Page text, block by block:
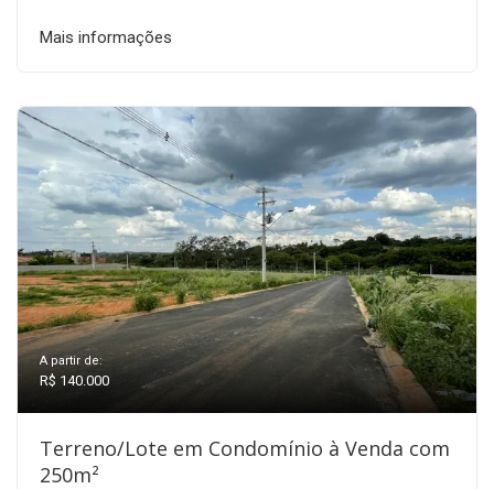
Mais informações
A partir de:
R$ 140.000
Terreno/Lote em Condomínio à Venda com
250m²